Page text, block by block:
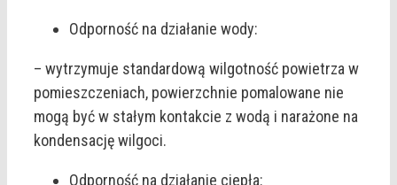
Odporność na działanie wody:
– wytrzymuje standardową wilgotność powietrza w
pomieszczeniach, powierzchnie pomalowane nie
mogą być w stałym kontakcie z wodą i narażone na
kondensację wilgoci.
Odporność na działanie ciepła: